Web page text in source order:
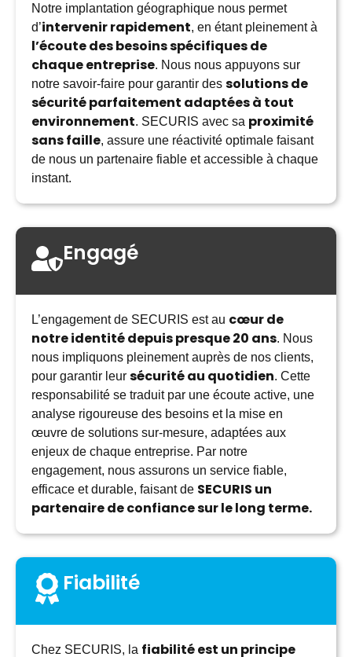
Notre implantation géographique nous permet
d’intervenir rapidement, en étant pleinement à
l’écoute des besoins spécifiques de
chaque entreprise. Nous nous appuyons sur
notre savoir-faire pour garantir des solutions de
sécurité parfaitement adaptées à tout
environnement. SECURIS avec sa proximité
sans faille, assure une réactivité optimale faisant
de nous un partenaire fiable et accessible à chaque
instant.
Engagé
L’engagement de SECURIS est au cœur de
notre identité depuis presque 20 ans. Nous
nous impliquons pleinement auprès de nos clients,
pour garantir leur sécurité au quotidien. Cette
responsabilité se traduit par une écoute active, une
analyse rigoureuse des besoins et la mise en
œuvre de solutions sur-mesure, adaptées aux
enjeux de chaque entreprise. Par notre
engagement, nous assurons un service fiable,
efficace et durable, faisant de SECURIS un
partenaire de confiance sur le long terme.
Fiabilité
Chez SECURIS, la fiabilité est un principe